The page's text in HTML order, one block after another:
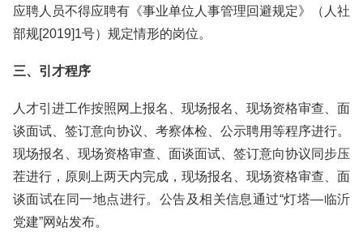
应聘人员不得应聘有《事业单位人事管理回避规定》（人社
部规[2019]1号）规定情形的岗位。
三、引才程序
人才引进工作按照网上报名、现场报名、现场资格审查、面
谈面试、签订意向协议、考察体检、公示聘用等程序进行。
现场报名、现场资格审查、面谈面试、签订意向协议同步压
茬进行，原则上两天内完成，现场报名、现场资格审查、面
谈面试在同一地点进行。公告及相关信息通过“灯塔—临沂
党建”网站发布。